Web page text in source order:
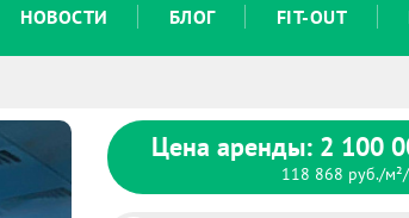
НОВОСТИ БЛОГ FIT-OUT
Цена аренды: 2 100
118 868 руб./